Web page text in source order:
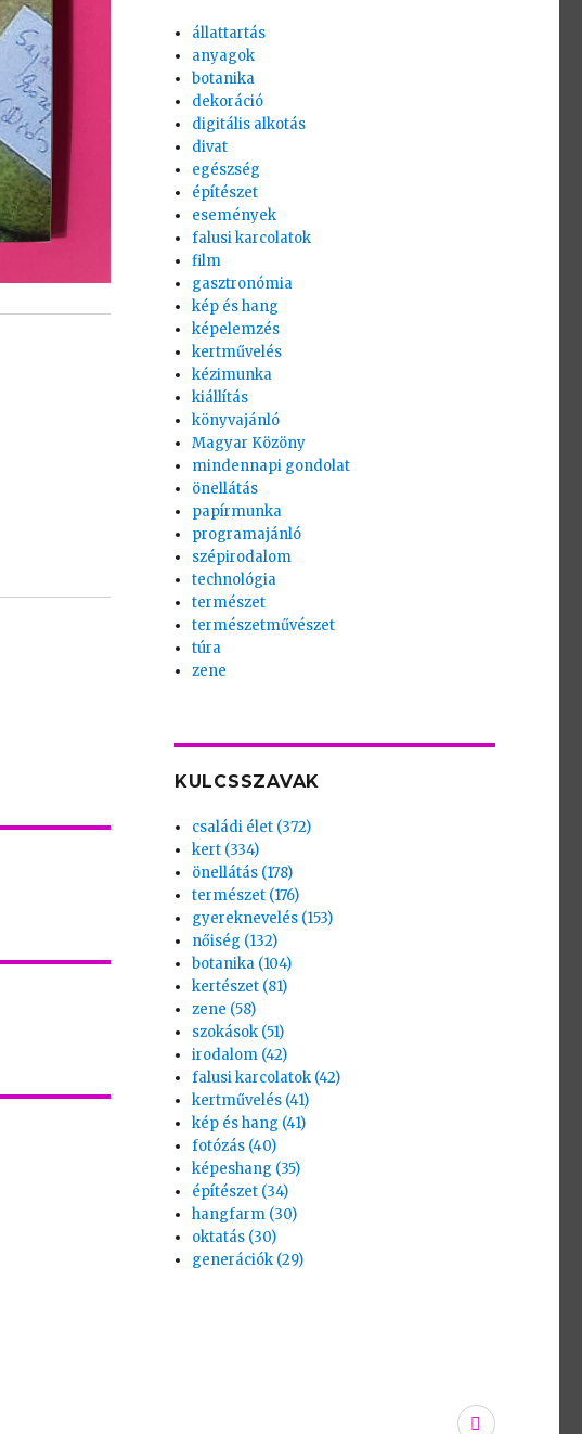
állattartás
anyagok
botanika
dekoráció
digitális alkotás
divat
egészség
építészet
események
falusi karcolatok
film
gasztronómia
kép és hang
képelemzés
kertművelés
kézimunka
kiállítás
könyvajánló
Magyar Közöny
mindennapi gondolat
önellátás
papírmunka
programajánló
szépirodalom
technológia
természet
természetművészet
túra
zene
KULCSSZAVAK
családi élet (372)
kert (334)
önellátás (178)
természet (176)
gyereknevelés (153)
nőiség (132)
botanika (104)
kertészet (81)
zene (58)
szokások (51)
irodalom (42)
falusi karcolatok (42)
kertművelés (41)
kép és hang (41)
fotózás (40)
képeshang (35)
építészet (34)
hangfarm (30)
oktatás (30)
generációk (29)